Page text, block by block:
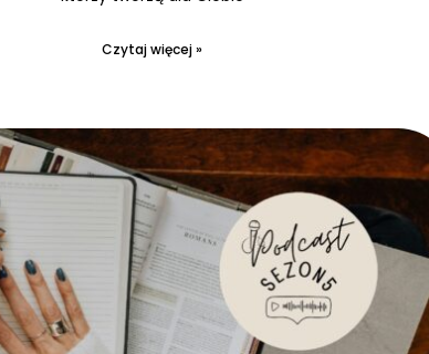
Czytaj więcej »